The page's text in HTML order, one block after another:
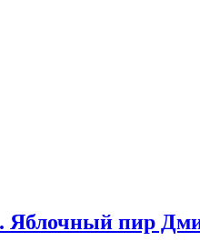
Яблочный пир